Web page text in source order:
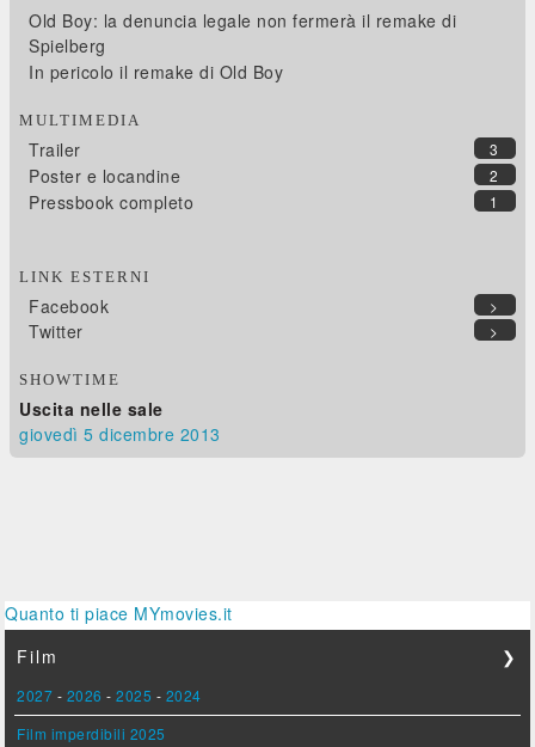
Old Boy: la denuncia legale non fermerà il remake di
Spielberg
In pericolo il remake di Old Boy
MULTIMEDIA
3
Trailer
2
Poster e locandine
1
Pressbook completo
LINK ESTERNI
>
Facebook
>
Twitter
SHOWTIME
Uscita nelle sale
giovedì 5 dicembre 2013
Quanto ti piace MYmovies.it
Film
❯
2027 - 2026 -2025 - 2024
Film imperdibili 2025